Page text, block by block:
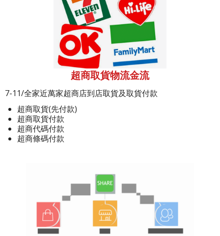
超商取貨物流金流
7-11/全家近萬家超商店到店取貨及取貨付款
超商取貨(先付款)
超商取貨付款
超商代碼付款
超商條碼付款